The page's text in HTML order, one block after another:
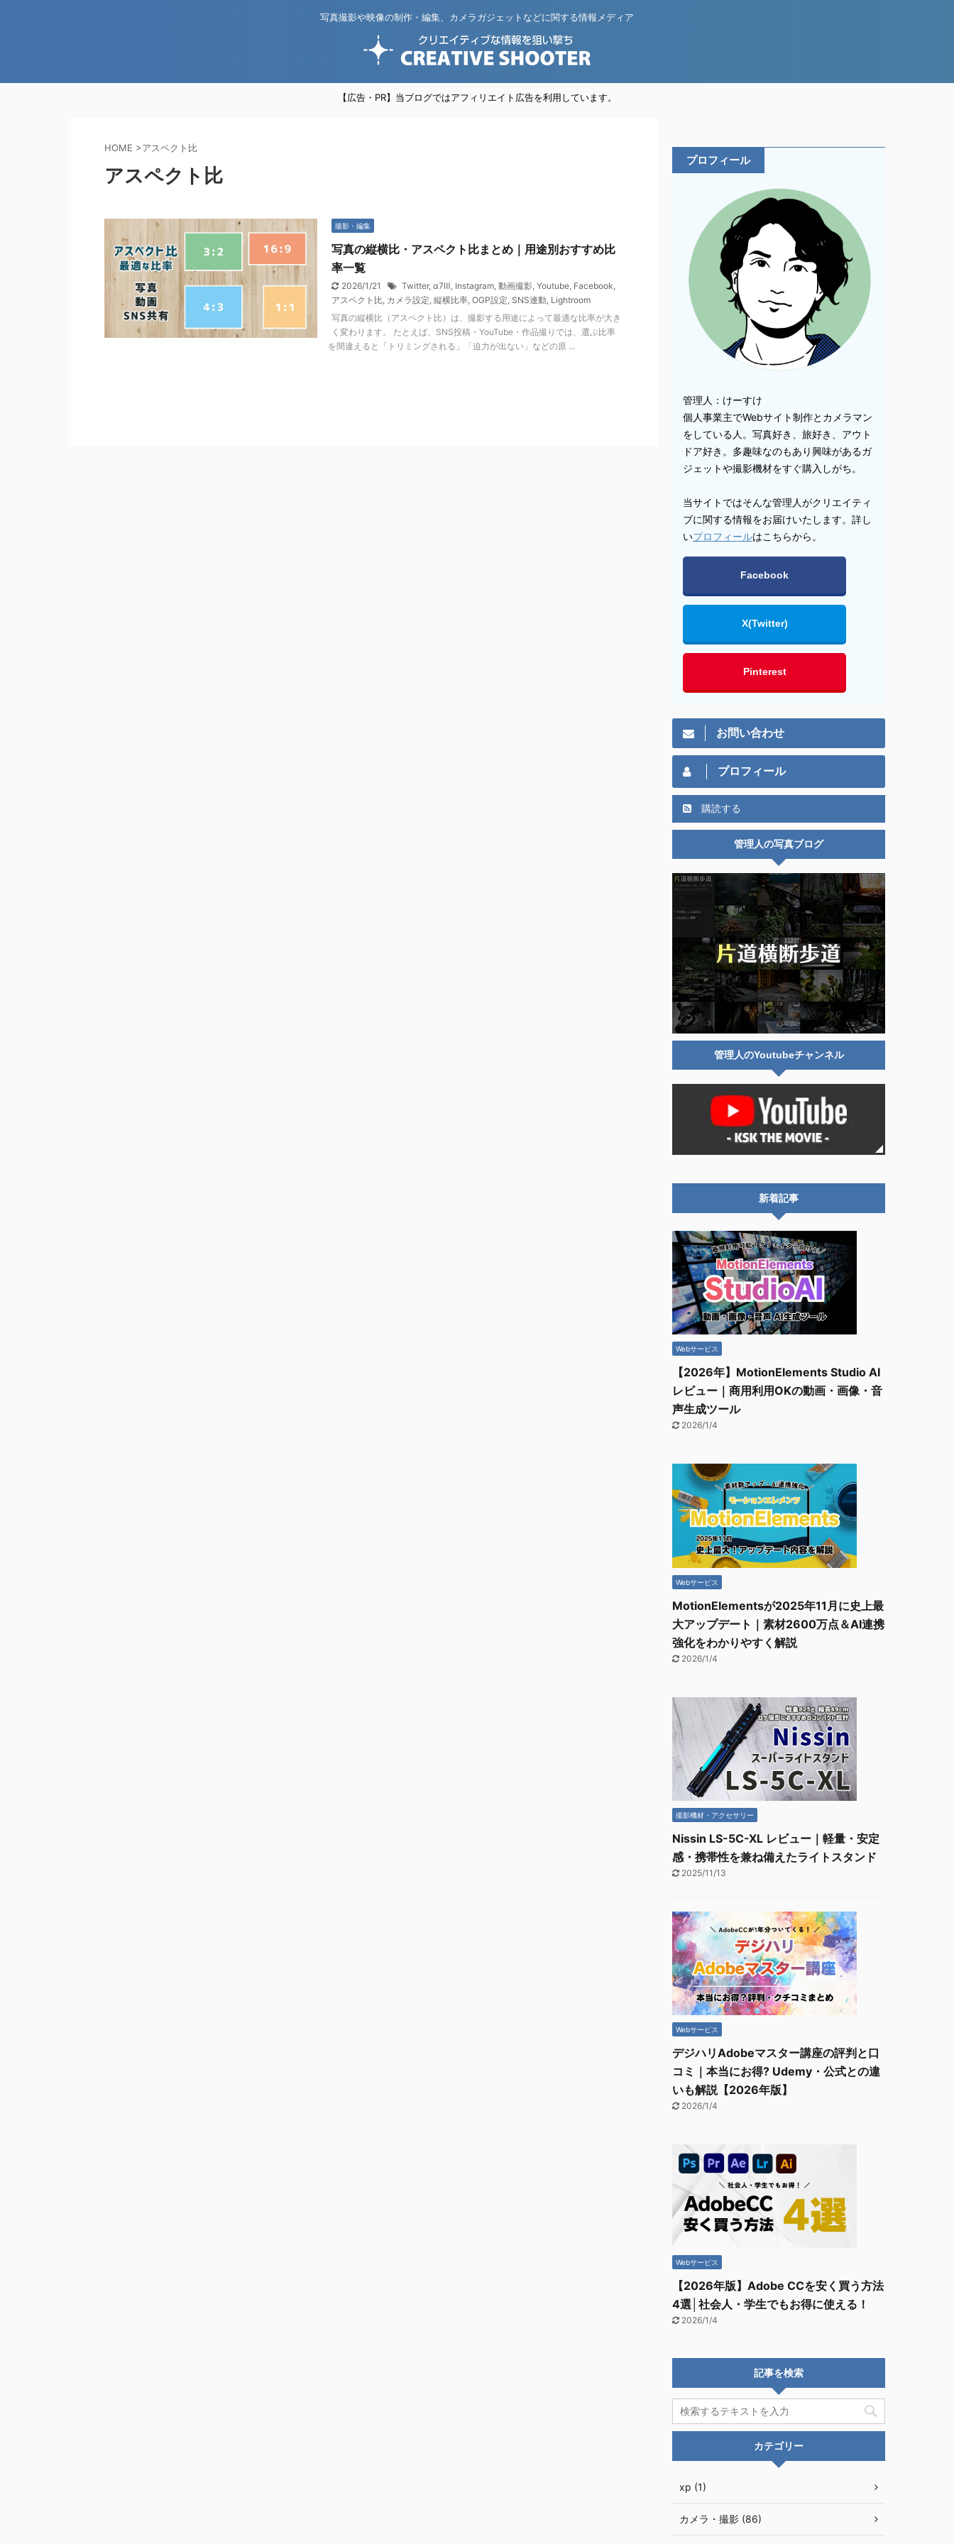
写真撮影や映像の制作・編集、カメラガジェットなどに関する情報メディア
【広告・PR】当ブログではアフィリエイト広告を利用しています。
HOME >アスペクト比
アスペクト比
撮影・編集
写真の縦横比・アスペクト比まとめ｜用途別おすすめ比
率一覧
2026/1/21 Twitter, α7Ⅲ, Instagram, 動画撮影, Youtube, Facebook,
アスペクト比, カメラ設定, 縦横比率, OGP設定, SNS連動, Lightroom
写真の縦横比（アスペクト比）は、撮影する用途によって最適な比率が大き
く変わります。 たとえば、SNS投稿・YouTube・作品撮りでは、選ぶ比率
を間違えると「トリミングされる」「迫力が出ない」などの原 ...
プロフィール
管理人：けーすけ
個人事業主でWebサイト制作とカメラマン
をしている人。写真好き、旅好き、アウト
ドア好き。多趣味なのもあり興味があるガ
ジェットや撮影機材をすぐ購入しがち。
当サイトではそんな管理人がクリエイティ
ブに関する情報をお届けいたします。詳し
いプロフィールはこちらから。
Facebook
X(Twitter)
Pinterest
お問い合わせ
プロフィール
購読する
管理人の写真ブログ
管理人のYoutubeチャンネル
新着記事
Webサービス
【2026年】MotionElements Studio AI
レビュー｜商用利用OKの動画・画像・音
声生成ツール
2026/1/4
Webサービス
MotionElementsが2025年11月に史上最
大アップデート｜素材2600万点＆AI連携
強化をわかりやすく解説
2026/1/4
撮影機材・アクセサリー
Nissin LS-5C-XL レビュー｜軽量・安定
感・携帯性を兼ね備えたライトスタンド
2025/11/13
Webサービス
デジハリAdobeマスター講座の評判と口
コミ｜本当にお得? Udemy・公式との違
いも解説【2026年版】
2026/1/4
Webサービス
【2026年版】Adobe CCを安く買う方法
4選│社会人・学生でもお得に使える！
2026/1/4
記事を検索
カテゴリー
xp (1)
カメラ・撮影 (86)